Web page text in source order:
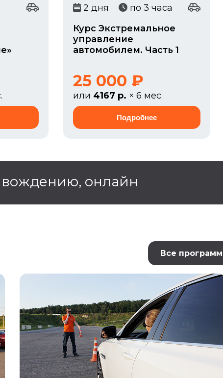
2 дня
по 3 часа
Курс Экстремальное
управление
автомобилем. Часть 1
25 000 ₽
или 4167 р. × 6 мес.
вождению, онлайн
Все